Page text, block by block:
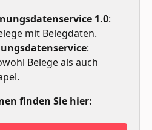
1.0:
mit Belegdaten.
:
Belege als auch
finden Sie hier: